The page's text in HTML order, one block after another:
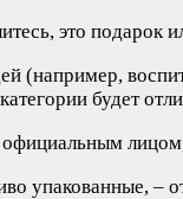
это подарок
(например,
будет
упакованные, –